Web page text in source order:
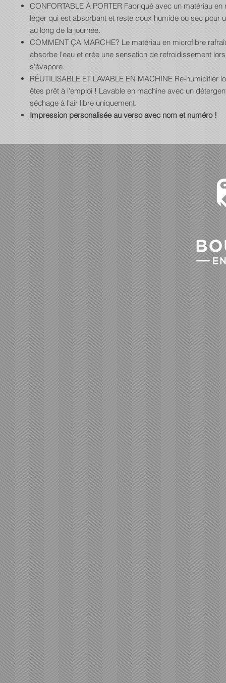
CONFORTABLE À PORTER Fabriqué avec un matériau en
léger qui est absorbant et reste doux humide ou sec pour
au long de la journée.
COMMENT ÇA MARCHE? Le matériau en microfibre
absorbe l'eau et crée une sensation de refroidissement
s'évapore.
RÉUTILISABLE ET LAVABLE EN MACHINE Re-humidifier
êtes prêt à l'emploi ! Lavable en machine avec un
séchage à l'air libre uniquement.
Impression personalisée au verso avec nom et numéro !